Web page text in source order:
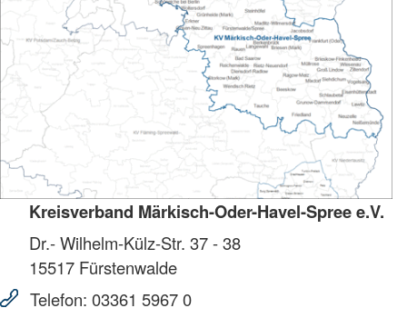
Kreisverband Märkisch-Oder-Havel-Spree e.V.
Dr.- Wilhelm-Külz-Str. 37 - 38
15517 Fürstenwalde
Telefon: 03361 5967 0